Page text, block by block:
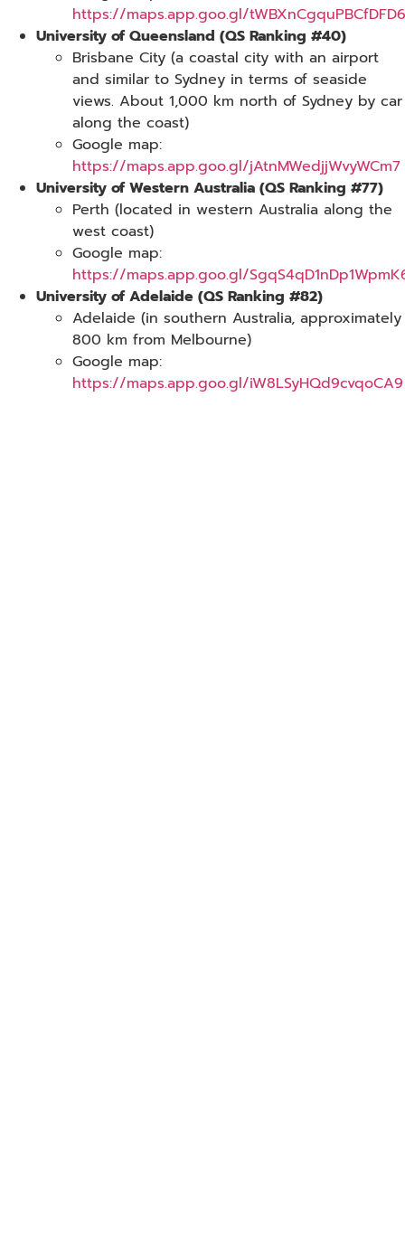
https://maps.app.goo.gl/tWBXnCgquPBCfDFD6
University of Queensland (QS Ranking #40)
Brisbane City (a coastal city with an airport
and similar to Sydney in terms of seaside
views. About 1,000 km north of Sydney by car
along the coast)
Google map:
https://maps.app.goo.gl/jAtnMWedjjWvyWCm7
University of Western Australia (QS Ranking #77)
Perth (located in western Australia along the
west coast)
Google map:
https://maps.app.goo.gl/
University of Adelaide (QS Ranking #82)
Adelaide (in southern Australia, approximately
800 km from Melbourne)
Google map:
https://maps.app.goo.gl/iW8LSyHQd9cvqoCA9